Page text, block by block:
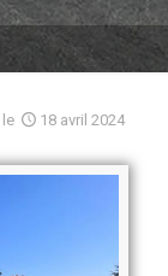
le 18 avril 2024